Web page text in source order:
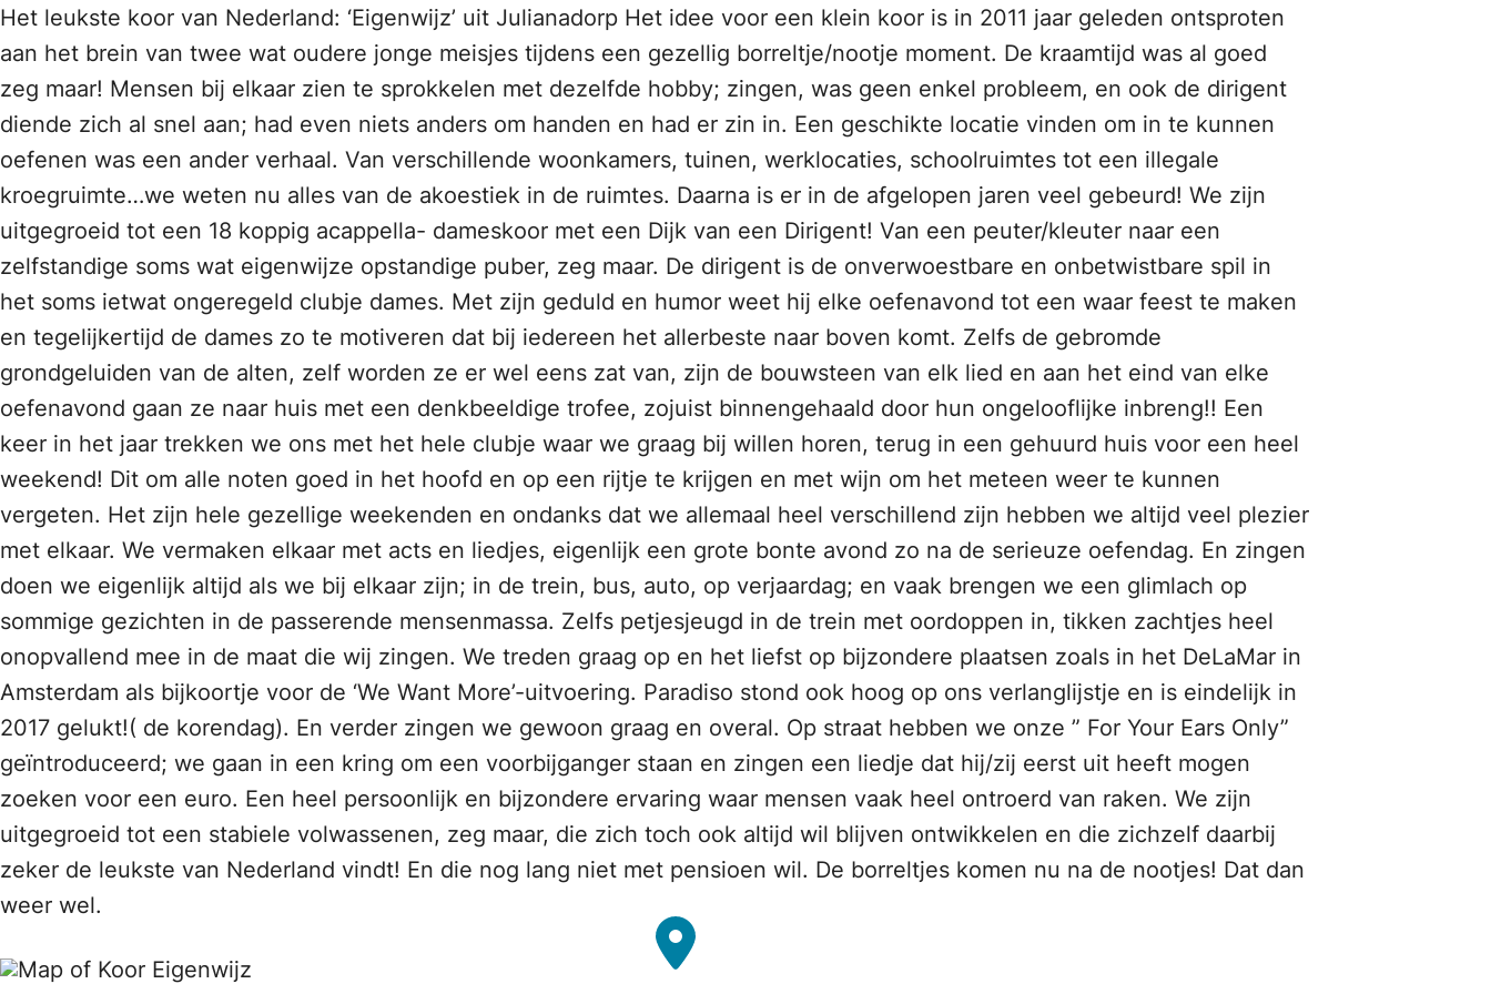
Het leukste koor van Nederland: ‘Eigenwijz’ uit Julianadorp Het idee voor een klein koor is in 2011 jaar geleden ontsproten
aan het brein van twee wat oudere jonge meisjes tijdens een gezellig borreltje/nootje moment. De kraamtijd was al goed
zeg maar! Mensen bij elkaar zien te sprokkelen met dezelfde hobby; zingen, was geen enkel probleem, en ook de dirigent
diende zich al snel aan; had even niets anders om handen en had er zin in. Een geschikte locatie vinden om in te kunnen
oefenen was een ander verhaal. Van verschillende woonkamers, tuinen, werklocaties, schoolruimtes tot een illegale
kroegruimte…we weten nu alles van de akoestiek in de ruimtes. Daarna is er in de afgelopen jaren veel gebeurd! We zijn
uitgegroeid tot een 18 koppig acappella- dameskoor met een Dijk van een Dirigent! Van een peuter/kleuter naar een
zelfstandige soms wat eigenwijze opstandige puber, zeg maar. De dirigent is de onverwoestbare en onbetwistbare spil in
het soms ietwat ongeregeld clubje dames. Met zijn geduld en humor weet hij elke oefenavond tot een waar feest te maken
en tegelijkertijd de dames zo te motiveren dat bij iedereen het allerbeste naar boven komt. Zelfs de gebromde
grondgeluiden van de alten, zelf worden ze er wel eens zat van, zijn de bouwsteen van elk lied en aan het eind van elke
oefenavond gaan ze naar huis met een denkbeeldige trofee, zojuist binnengehaald door hun ongelooflijke inbreng!! Een
keer in het jaar trekken we ons met het hele clubje waar we graag bij willen horen, terug in een gehuurd huis voor een heel
weekend! Dit om alle noten goed in het hoofd en op een rijtje te krijgen en met wijn om het meteen weer te kunnen
vergeten. Het zijn hele gezellige weekenden en ondanks dat we allemaal heel verschillend zijn hebben we altijd veel plezier
met elkaar. We vermaken elkaar met acts en liedjes, eigenlijk een grote bonte avond zo na de serieuze oefendag. En zingen
doen we eigenlijk altijd als we bij elkaar zijn; in de trein, bus, auto, op verjaardag; en vaak brengen we een glimlach op
sommige gezichten in de passerende mensenmassa. Zelfs petjesjeugd in de trein met oordoppen in, tikken zachtjes heel
onopvallend mee in de maat die wij zingen. We treden graag op en het liefst op bijzondere plaatsen zoals in het DeLaMar in
Amsterdam als bijkoortje voor de ‘We Want More’-uitvoering. Paradiso stond ook hoog op ons verlanglijstje en is eindelijk in
2017 gelukt!( de korendag). En verder zingen we gewoon graag en overal. Op straat hebben we onze ” For Your Ears Only”
geïntroduceerd; we gaan in een kring om een voorbijganger staan en zingen een liedje dat hij/zij eerst uit heeft mogen
zoeken voor een euro. Een heel persoonlijk en bijzondere ervaring waar mensen vaak heel ontroerd van raken. We zijn
uitgegroeid tot een stabiele volwassenen, zeg maar, die zich toch ook altijd wil blijven ontwikkelen en die zichzelf daarbij
zeker de leukste van Nederland vindt! En die nog lang niet met pensioen wil. De borreltjes komen nu na de nootjes! Dat dan
weer wel.